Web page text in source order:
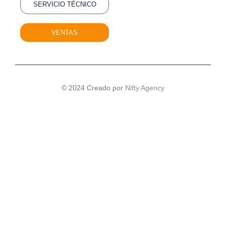
SERVICIO TÉCNICO
VENTAS
© 2024 Creado por Nifty Agency